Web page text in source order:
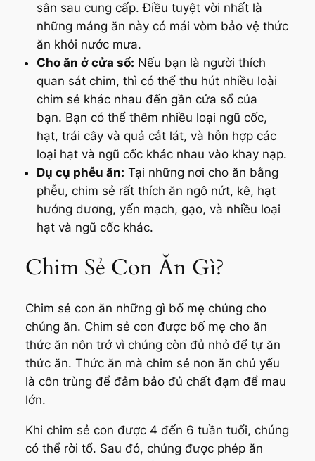
sân sau cung cấp. Điều tuyệt vời nhất là
những máng ăn này có mái vòm bảo vệ thức
ăn khỏi nước mưa.
Cho ăn ở cửa sổ: Nếu bạn là người thích
quan sát chim, thì có thể thu hút nhiều loài
chim sẻ khác nhau đến gần cửa sổ của
bạn. Bạn có thể thêm nhiều loại ngũ cốc,
hạt, trái cây và quả cắt lát, và hỗn hợp các
loại hạt và ngũ cốc khác nhau vào khay nạp.
Dụ cụ phễu ăn: Tại những nơi cho ăn bằng
phễu, chim sẻ rất thích ăn ngô nứt, kê, hạt
hướng dương, yến mạch, gạo, và nhiều loại
hạt và ngũ cốc khác.
Chim Sẻ Con Ăn Gì?
Chim sẻ con ăn những gì bố mẹ chúng cho
chúng ăn. Chim sẻ con được bố mẹ cho ăn
thức ăn nôn trớ vì chúng còn đủ nhỏ để tự ăn
thức ăn. Thức ăn mà chim sẻ non ăn chủ yếu
là côn trùng để đảm bảo đủ chất đạm để mau
lớn.
Khi chim sẻ con được 4 đến 6 tuần tuổi, chúng
có thể rời tổ. Sau đó, chúng được phép ăn